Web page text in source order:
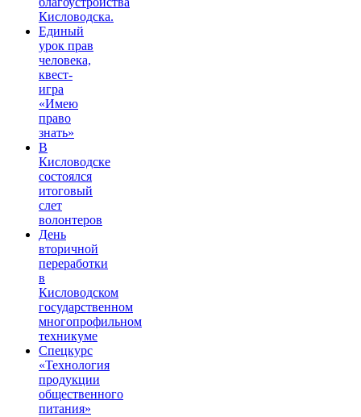
Кисловодска.
Единый
урок прав
человека,
квест-
игра
«Имею
право
знать»
В
Кисловодске
состоялся
итоговый
слет
волонтеров
День
вторичной
переработки
в
Кисловодском
государственном
многопрофильном
техникуме
Спецкурс
«Технология
продукции
общественного
питания»